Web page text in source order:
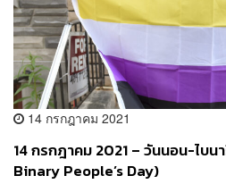
14 กรกฎาคม 2021
14 กรกฎาคม 2021 – วันนอน-ไบ
Binary People’s Day)